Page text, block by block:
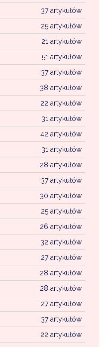
37 artykułów
25 artykułów
21 artykułów
51 artykułów
37 artykułów
38 artykułów
22 artykułów
31 artykułów
42 artykułów
31 artykułów
28 artykułów
37 artykułów
30 artykułów
25 artykułów
26 artykułów
32 artykułów
27 artykułów
28 artykułów
28 artykułów
27 artykułów
37 artykułów
22 artykułów